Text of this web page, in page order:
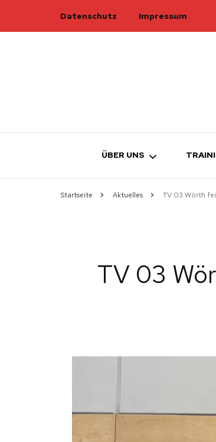
Datenschutz Impressum
ÜBER UNS
PTB-TURNSCHULE
Startseite Aktuelles TV 03 Wörth
TV 03